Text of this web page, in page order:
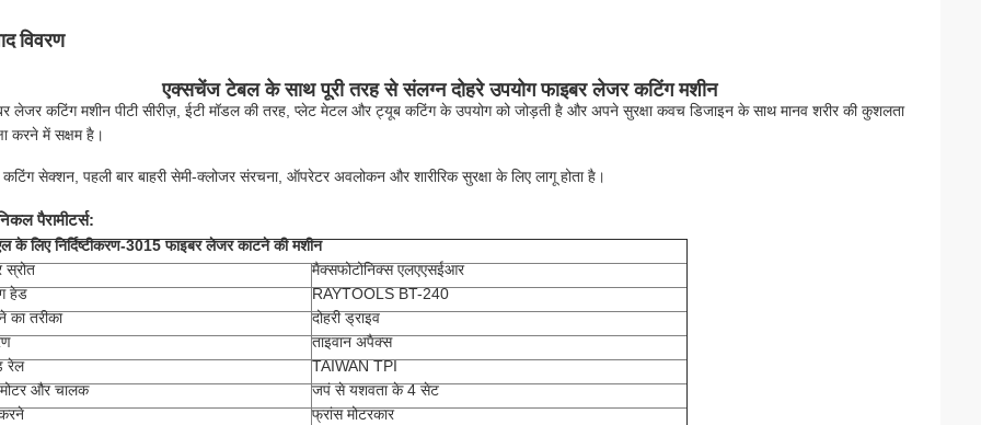
विवरण
एक्सचेंज टेबल के साथ पूरी तरह से संलग्न दोहरे उपयोग फाइबर लेजर कटिंग मशीन
लेजर कटिंग मशीन पीटी सीरीज़, ईटी मॉडल की तरह, प्लेट मेटल और ट्यूब कटिंग के उपयोग को जोड़ती है और अपने सुरक्षा कवच डिजाइन के साथ मानव शरीर की कुशलता
करने में सक्षम है।
सेक्शन, पहली बार बाहरी सेमी-क्लोजर संरचना, ऑपरेटर अवलोकन और शारीरिक सुरक्षा के लिए लागू होता है।
पैरामीटर्स:
के लिए निर्दिष्टीकरण-3015 फाइबर लेजर काटने की मशीन
स्रोत
मैक्सफोटोनिक्स एलएएसईआर
हेड
RAYTOOLS BT-240
का तरीका
दोहरी ड्राइव
ताइवान अपैक्स
रेल
TAIWAN TPI
मोटर और चालक
जपं से यशवता के 4 सेट
फ्रांस मोटरकार